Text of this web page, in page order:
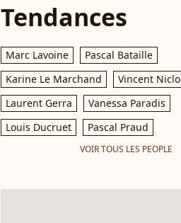
Tendances
Marc Lavoine
Pascal Bataille
Karine Le Marchand
Vincent Niclo
Laurent Gerra
Vanessa Paradis
Louis Ducruet
Pascal Praud
VOIR TOUS LES PEOPLE